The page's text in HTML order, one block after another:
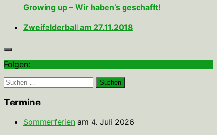
Growing up – Wir haben’s geschafft!
Zweifelderball am 27.11.2018
Folgen:
Suchen
Termine
Sommerferien am 4. Juli 2026